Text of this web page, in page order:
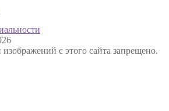
с этого сайта запрещено.